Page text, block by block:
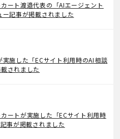
ート渡邉代表の「AIエージェント
記事が掲載されました
実施した「ECサイト利用時のAI相談
されました
ートが実施した「ECサイト利用時
事が掲載されました